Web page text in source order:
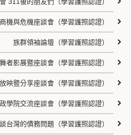
機與危機座談會（學習護照認證）
族群領袖論壇（學習護照認證）
者影展暨座談會（學習護照認證）
映暨分享座談會（學習護照認證）
學院交流座談會（學習護照認證）
台灣的債務問題（學習護照認證）